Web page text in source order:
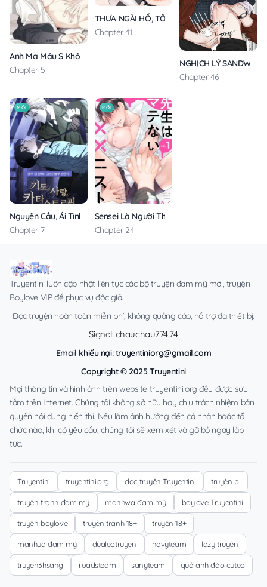
Anh Ma Máu S Không Cho Tôi Ngủ Yên
Chapter 5
THƯA NGÀI HỔ, TÔI ĐÃ ĂN RẤT NGON MIỆNG
Chapter 41
NGHỊCH LÝ SANDWICH
Chapter 46
MỚI
Nguyện Cầu, Ái Tình, Tai Ương
Chapter 7
MỚI
Sensei Là Người Thích Chơi Mông
Chapter 24
Truyentini luôn cập nhật liên tục các bộ truyện đam mỹ mới, truyện
Boylove VIP để phục vụ độc giả.
Đọc truyện hoàn toàn miễn phí, không quảng cáo, hỗ trợ đa thiết bị.
Signal: chauchau774.74
Email khiếu nại:truyentiniorg@gmail.com
Copyright © 2025 Truyentini
Mọi thông tin và hình ảnh trên website truyentini.org đều được sưu
tầm trên Internet. Chúng tôi không sở hữu hay chịu trách nhiệm bản
quyền nội dung hiển thị. Nếu làm ảnh hưởng đến cá nhân hoặc tổ
chức nào, khi có yêu cầu, chúng tôi sẽ xem xét và gỡ bỏ ngay lập
tức.
Truyentini truyentini.org đọc truyện Truyentini truyện bl
truyện tranh đam mỹ manhwa đam mỹ boylove Truyentini
truyện boylove truyện tranh 18+ truyện 18+
manhua đam mỹ dualeotruyen navyteam lazy truyện
truyen3hsang roadsteam sanyteam quả anh đào cuteo